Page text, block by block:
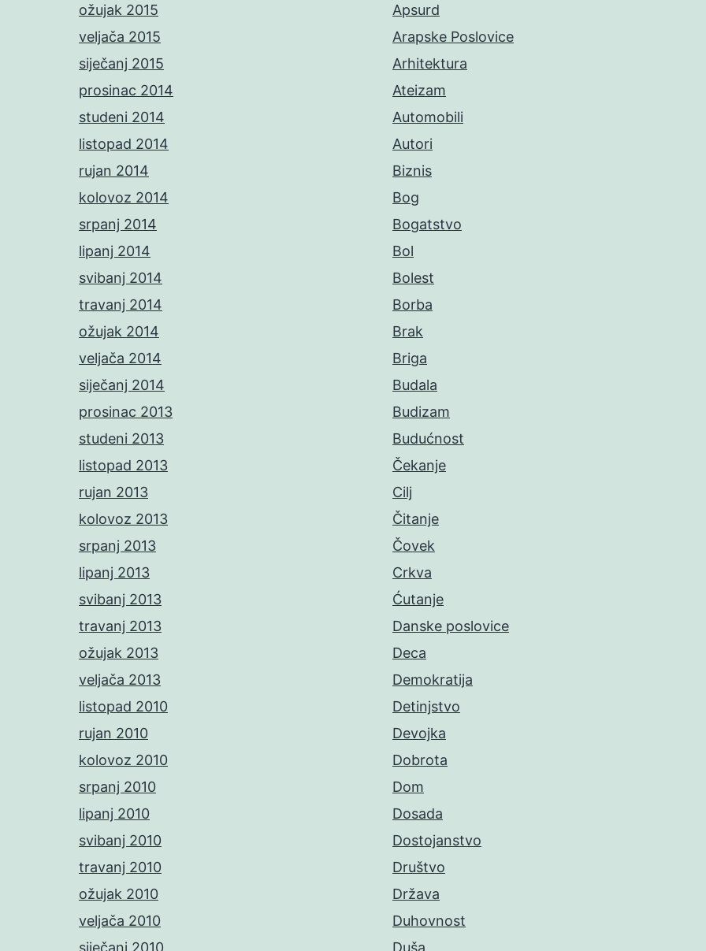
ožujak 2015
veljača 2015
siječanj 2015
prosinac 2014
studeni 2014
listopad 2014
rujan 2014
kolovoz 2014
srpanj 2014
lipanj 2014
svibanj 2014
travanj 2014
ožujak 2014
veljača 2014
siječanj 2014
prosinac 2013
studeni 2013
listopad 2013
rujan 2013
kolovoz 2013
srpanj 2013
lipanj 2013
svibanj 2013
travanj 2013
ožujak 2013
veljača 2013
listopad 2010
rujan 2010
kolovoz 2010
srpanj 2010
lipanj 2010
svibanj 2010
travanj 2010
ožujak 2010
veljača 2010
siječanj 2010
Apsurd
Arapske Poslovice
Arhitektura
Ateizam
Automobili
Autori
Biznis
Bog
Bogatstvo
Bol
Bolest
Borba
Brak
Briga
Budala
Budizam
Budućnost
Čekanje
Cilj
Čitanje
Čovek
Crkva
Ćutanje
Danske poslovice
Deca
Demokratija
Detinjstvo
Devojka
Dobrota
Dom
Dosada
Dostojanstvo
Društvo
Država
Duhovnost
Duša